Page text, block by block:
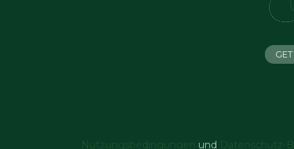
Nutzungsbedingungen und Datenschutz-